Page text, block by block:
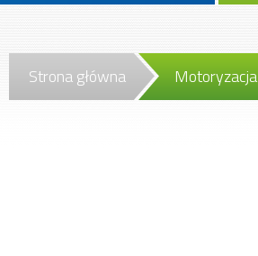
Strona główna Motoryzacja